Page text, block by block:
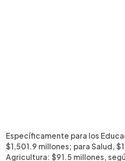
Específicamente para los
$1,501.9 millones; para Salud,
Agricultura: $91.5 millones,